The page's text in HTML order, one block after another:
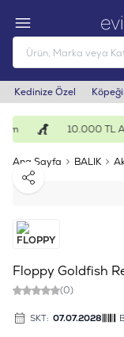
Kedinize Özel
10.000 TL
Ana Sayfa BALIK
Paylaş
Floppy Goldfish
(0)
SKT: 07.07.2028